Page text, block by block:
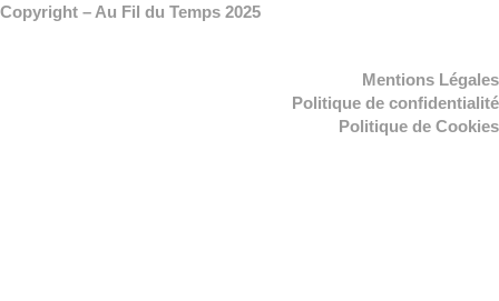
Copyright – Au Fil du Temps 2025
Mentions Légales
Politique de confidentialité
Politique de Cookies